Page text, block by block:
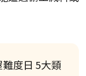
度日 5大類